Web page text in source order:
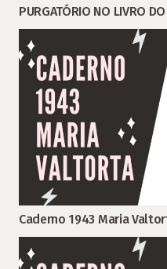
PURGATÓRIO NO LIVRO
Caderno 1943 Maria